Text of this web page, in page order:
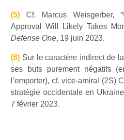
(5) Cf. Marcus Weisgerber,
Approval Will Likely Takes
Defense One, 19 juin 2023.
(6) Sur le caractère indirect de
ses buts purement négatifs
l’emporter), cf. vice-amiral (2S)
stratégie occidentale en
7 février 2023.